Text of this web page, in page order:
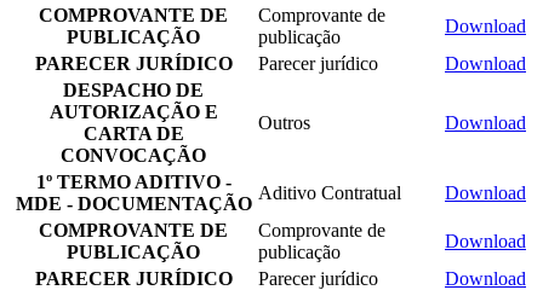
COMPROVANTE DE
PUBLICAÇÃO
Comprovante de
publicação
Download
PARECER JURÍDICO
Parecer jurídico
Download
DESPACHO DE
AUTORIZAÇÃO E
CARTA DE
CONVOCAÇÃO
Outros Download
1º TERMO ADITIVO -
MDE - DOCUMENTAÇÃO
Aditivo Contratual
Download
COMPROVANTE DE
PUBLICAÇÃO
Comprovante de
publicação
Download
PARECER JURÍDICO
Parecer jurídico
Download